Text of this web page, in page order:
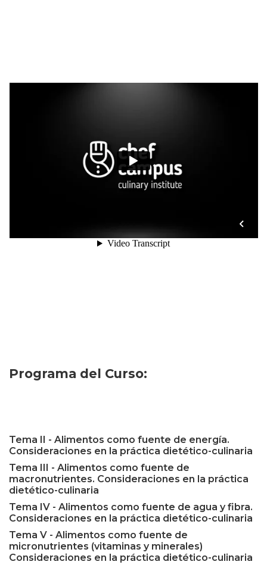
Programa del Curso:
Tema II - Alimentos como fuente de energía.
Consideraciones en la práctica dietético-culinaria
Tema III - Alimentos como fuente de
macronutrientes. Consideraciones en la práctica
dietético-culinaria
Tema IV - Alimentos como fuente de agua y fibra.
Consideraciones en la práctica dietético-culinaria
Tema V - Alimentos como fuente de
micronutrientes (vitaminas y minerales)
Consideraciones en la práctica dietético-culinaria